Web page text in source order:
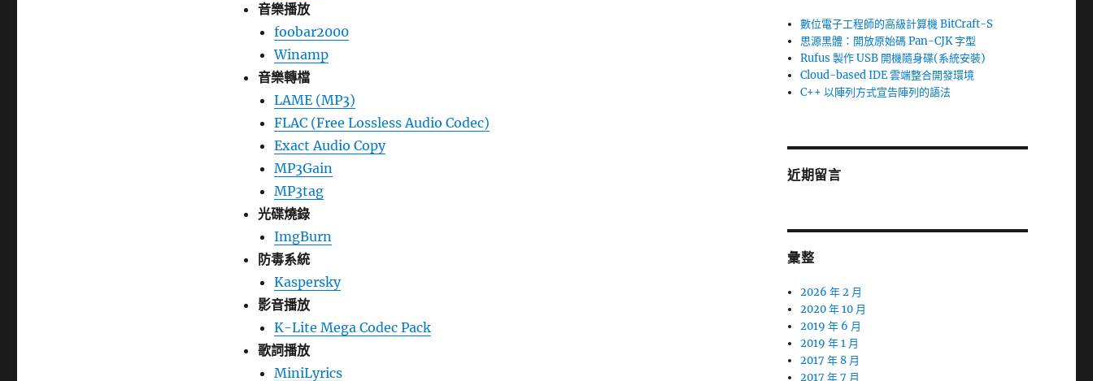
音樂播放
foobar2000
Winamp
音樂轉檔
LAME (MP3)
FLAC (Free Lossless Audio Codec)
Exact Audio Copy
MP3Gain
MP3tag
光碟燒錄
ImgBurn
防毒系統
Kaspersky
影音播放
K-Lite Mega Codec Pack
歌詞播放
MiniLyrics
數位電子工程師的高級計算機 BitCraft-S
思源黑體：開放原始碼 Pan-CJK 字型
Rufus 製作 USB 開機隨身碟(系統安裝)
Cloud-based IDE 雲端整合開發環境
C++ 以陣列方式宣告陣列的語法
近期留言
彙整
2026 年 2 月
2020 年 10 月
2019 年 6 月
2019 年 1 月
2017 年 8 月
2017 年 7 月